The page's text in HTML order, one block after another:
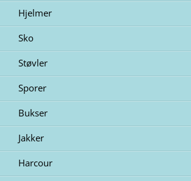
Hjelmer
Sko
Støvler
Sporer
Bukser
Jakker
Harcour